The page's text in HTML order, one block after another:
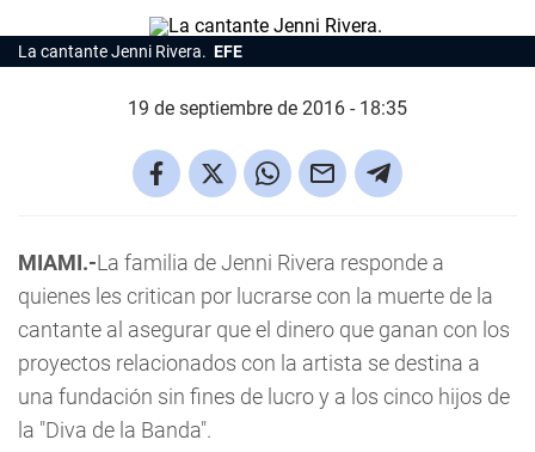
La cantante Jenni Rivera. EFE
19 de septiembre de 2016 - 18:35
MIAMI.-La familia de Jenni Rivera responde a
quienes les critican por lucrarse con la muerte de la
cantante al asegurar que el dinero que ganan con los
proyectos relacionados con la artista se destina a
una fundación sin fines de lucro y a los cinco hijos de
la "Diva de la Banda".